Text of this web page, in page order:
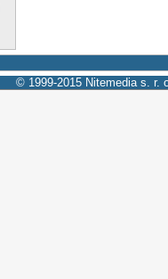
© 1999-2015 Nitemedia s. r.